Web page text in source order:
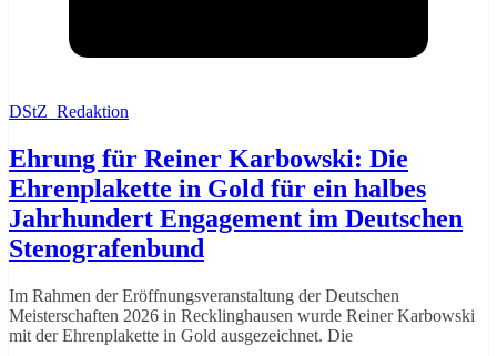
DStZ_Redaktion
Ehrung für Reiner Karbowski: Die
Ehrenplakette in Gold für ein halbes
Jahrhundert Engagement im Deutschen
Stenografenbund
Im Rahmen der Eröffnungsveranstaltung der Deutschen
Meisterschaften 2026 in Recklinghausen wurde Reiner Karbowski
mit der Ehrenplakette in Gold ausgezeichnet. Die